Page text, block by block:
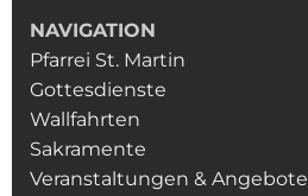
NAVIGATION
Pfarrei St. Martin
Gottesdienste
Wallfahrten
Sakramente
Veranstaltungen & Angebote